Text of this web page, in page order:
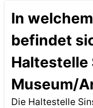
In
befindet
Haltestelle
Museum/
Die Haltestelle